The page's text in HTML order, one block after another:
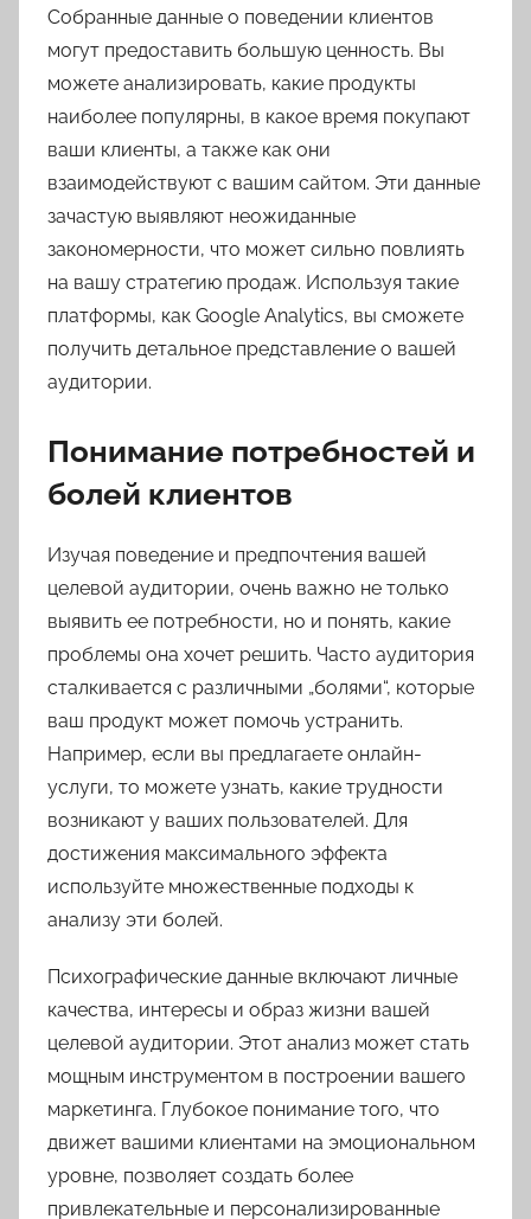
Собранные данные о поведении клиентов
могут предоставить большую ценность. Вы
можете анализировать, какие продукты
наиболее популярны, в какое время покупают
ваши клиенты, а также как они
взаимодействуют с вашим сайтом. Эти данные
зачастую выявляют неожиданные
закономерности, что может сильно повлиять
на вашу стратегию продаж. Используя такие
платформы, как Google Analytics, вы сможете
получить детальное представление о вашей
аудитории.
Понимание потребностей и
болей клиентов
Изучая поведение и предпочтения вашей
целевой аудитории, очень важно не только
выявить ее потребности, но и понять, какие
проблемы она хочет решить. Часто аудитория
сталкивается с различными „болями“, которые
ваш продукт может помочь устранить.
Например, если вы предлагаете онлайн-
услуги, то можете узнать, какие трудности
возникают у ваших пользователей. Для
достижения максимального эффекта
используйте множественные подходы к
анализу эти болей.
Психографические данные включают личные
качества, интересы и образ жизни вашей
целевой аудитории. Этот анализ может стать
мощным инструментом в построении вашего
маркетинга. Глубокое понимание того, что
движет вашими клиентами на эмоциональном
уровне, позволяет создать более
привлекательные и персонализированные